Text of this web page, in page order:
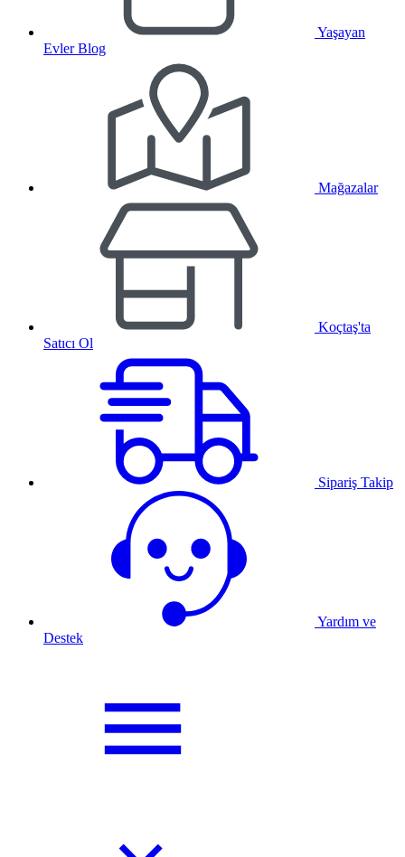
Yaşayan
Evler Blog
Mağazalar
Koçtaş'ta
Satıcı Ol
Sipariş Takip
Yardım ve
Destek